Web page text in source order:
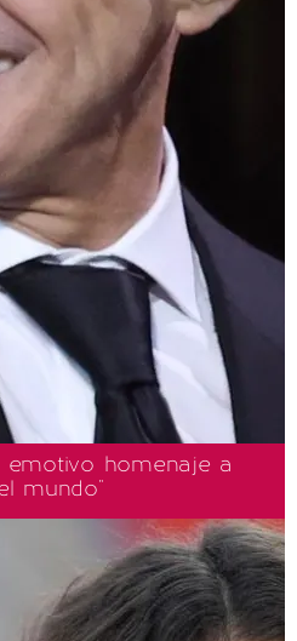
emotivo homenaje a
mundo"